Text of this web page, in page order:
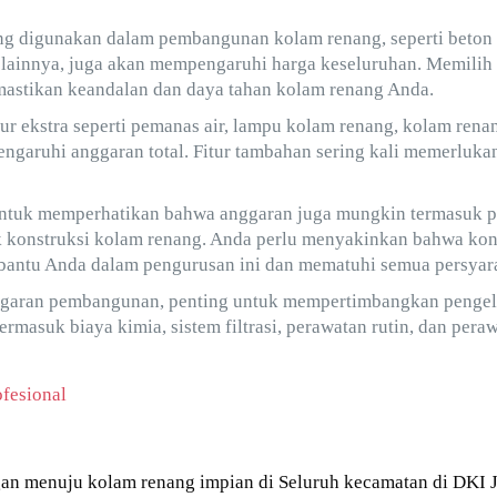
digunakan dalam pembangunan kolam renang, seperti
juga akan mempengaruhi harga keseluruhan.
keandalan dan daya tahan kolam renang Anda.
ekstra seperti pemanas air, lampu kolam renang, kolam
anggaran total. Fitur tambahan sering kali
memperhatikan bahwa anggaran juga mungkin termasuk
kolam renang. Anda perlu menyakinkan bahwa
Anda dalam pengurusan ini dan mematuhi semua
pembangunan, penting untuk mempertimbangkan
biaya kimia, sistem filtrasi, perawatan rutin, dan
menuju kolam renang impian di Seluruh kecamatan di DKI